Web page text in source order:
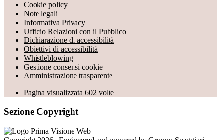
Cookie policy
Note legali
Informativa Privacy
Ufficio Relazioni con il Pubblico
Dichiarazione di accessibilità
Obiettivi di accessibilità
Whistleblowing
Gestione consensi cookie
Amministrazione trasparente
Pagina visualizzata 602 volte
Sezione Copyright